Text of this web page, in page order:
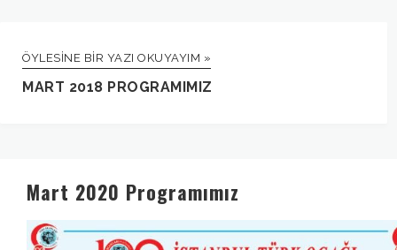
ÖYLESINE BIR YAZI OKUYAYIM »
MART 2018 PROGRAMIMIZ
Mart 2020 Programımız